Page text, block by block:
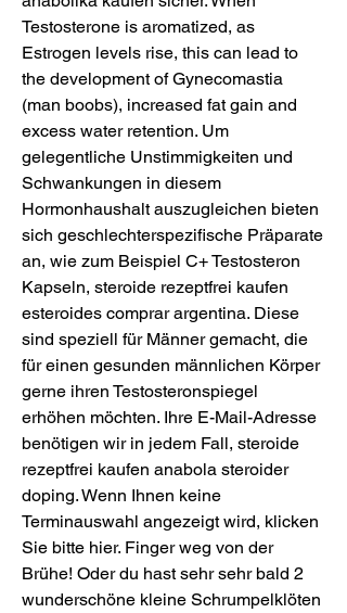
Testosterone is aromatized, as
Estrogen levels rise, this can lead to
the development of Gynecomastia
(man boobs), increased fat gain and
excess water retention. Um
gelegentliche Unstimmigkeiten und
Schwankungen in diesem
Hormonhaushalt auszugleichen bieten
sich geschlechterspezifische Präparate
an, wie zum Beispiel C+ Testosteron
Kapseln, steroide rezeptfrei kaufen
esteroides comprar argentina. Diese
sind speziell für Männer gemacht, die
für einen gesunden männlichen Körper
gerne ihren Testosteronspiegel
erhöhen möchten. Ihre E-Mail-Adresse
benötigen wir in jedem Fall, steroide
rezeptfrei kaufen anabola steroider
doping. Wenn Ihnen keine
Terminauswahl angezeigt wird, klicken
Sie bitte hier. Finger weg von der
Brühe! Oder du hast sehr sehr bald 2
wunderschöne kleine Schrumpelklöten